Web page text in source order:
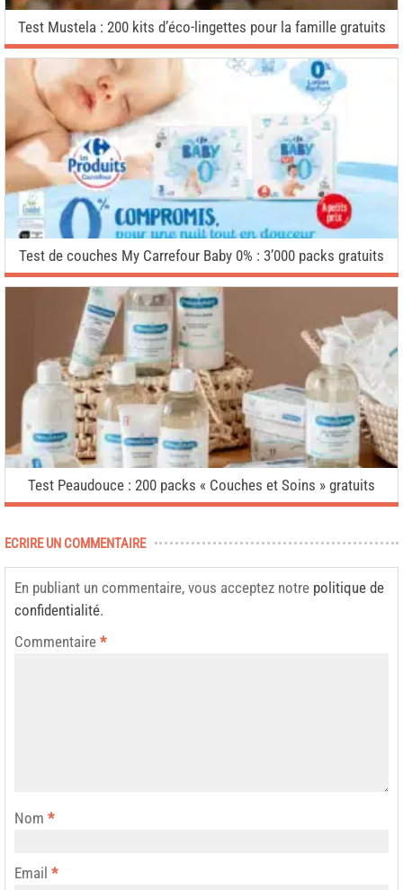
Test Mustela : 200 kits d’éco-lingettes pour la famille gratuits
Test de couches My Carrefour Baby 0% : 3’000 packs gratuits
Test Peaudouce : 200 packs « Couches et Soins » gratuits
ECRIRE UN COMMENTAIRE
En publiant un commentaire, vous acceptez notre politique de
confidentialité.
Commentaire *
Nom *
Email *